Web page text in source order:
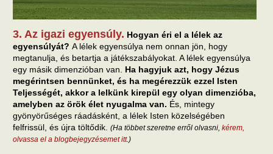
3. Az igazi egyensúly. Hogyan éri el a lélek az
egyensúlyát? A lélek egyensúlya nem onnan jön, hogy
megtanulja, és betartja a játékszabályokat. A lélek egyensúlya
egy másik dimenzióban van. Ha hagyjuk azt, hogy Jézus
megérintsen bennünket, és ha megérezzük ezzel Isten
Teljességét, akkor a lelkünk kirepül egy olyan dimenzióba,
amelyben az örök élet nyugalma van. És, mintegy
gyönyörűséges ráadásként, a lélek Isten közelségében
felfrissül, és újra töltődik. (Ha többet szeretne erről olvasni, kérem,
olvassa el a blogbejegyzésemet itt.)